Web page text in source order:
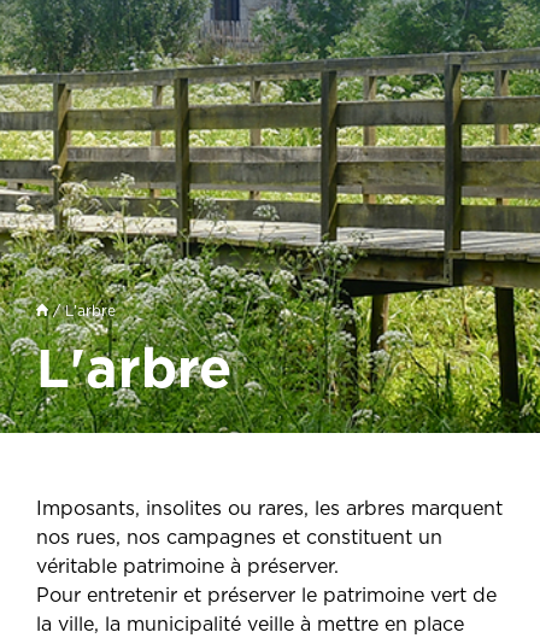
/ L'arbre
L'arbre
Imposants, insolites ou rares, les arbres marquent
nos rues, nos campagnes et constituent un
véritable patrimoine à préserver.
Pour entretenir et préserver le patrimoine vert de
la ville, la municipalité veille à mettre en place